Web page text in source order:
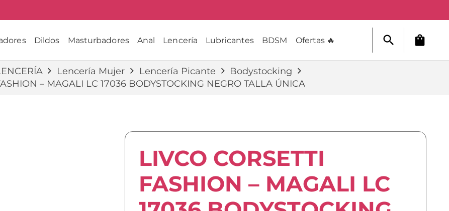
Dildos Masturbadores Anal Lencería Lubricantes BDSM Ofertas 🔥 search shopping_bag
Lencería Mujer Lencería Picante
Bodystocking
– MAGALI LC 17036 BODYSTOCKING NEGRO TALLA ÚNICA
LIVCO CORSETTI
FASHION – MAGALI LC